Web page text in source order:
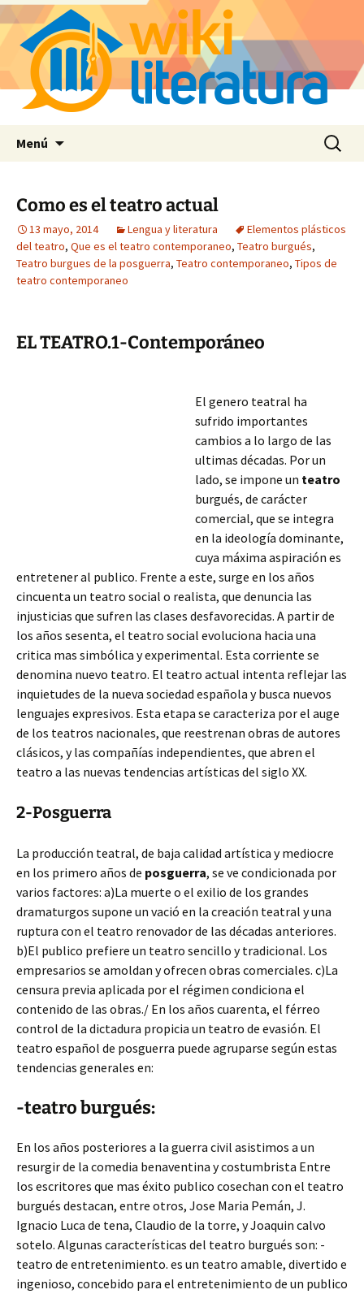
Menú Buscar:
Como es el teatro actual
13 mayo, 2014 Lengua y literatura
Elementos plásticos
del teatro, Que es el teatro contemporaneo, Teatro burgués,
Teatro burgues de la posguerra, Teatro contemporaneo, Tipos de
teatro contemporaneo
EL TEATRO.1-Contemporáneo
El genero teatral ha
sufrido importantes
cambios a lo largo de las
ultimas décadas. Por un
lado, se impone un teatro
burgués, de carácter
comercial, que se integra
en la ideología dominante,
cuya máxima aspiración es
entretener al publico. Frente a este, surge en los años
cincuenta un teatro social o realista, que denuncia las
injusticias que sufren las clases desfavorecidas. A partir de
los años sesenta, el teatro social evoluciona hacia una
critica mas simbólica y experimental. Esta corriente se
denomina nuevo teatro. El teatro actual intenta reflejar las
inquietudes de la nueva sociedad española y busca nuevos
lenguajes expresivos. Esta etapa se caracteriza por el auge
de los teatros nacionales, que reestrenan obras de autores
clásicos, y las compañías independientes, que abren el
teatro a las nuevas tendencias artísticas del siglo XX.
2-Posguerra
La producción teatral, de baja calidad artística y mediocre
en los primero años de posguerra, se ve condicionada por
varios factores: a)La muerte o el exilio de los grandes
dramaturgos supone un vació en la creación teatral y una
ruptura con el teatro renovador de las décadas anteriores.
b)El publico prefiere un teatro sencillo y tradicional. Los
empresarios se amoldan y ofrecen obras comerciales. c)La
censura previa aplicada por el régimen condiciona el
contenido de las obras./ En los años cuarenta, el férreo
control de la dictadura propicia un teatro de evasión. El
teatro español de posguerra puede agruparse según estas
tendencias generales en:
-teatro burgués:
En los años posteriores a la guerra civil asistimos a un
resurgir de la comedia benaventina y costumbrista Entre
los escritores que mas éxito publico cosechan con el teatro
burgués destacan, entre otros, Jose Maria Pemán, J.
Ignacio Luca de tena, Claudio de la torre, y Joaquin calvo
sotelo. Algunas características del teatro burgués son: -
teatro de entretenimiento. es un teatro amable, divertido e
ingenioso, concebido para el entretenimiento de un publico